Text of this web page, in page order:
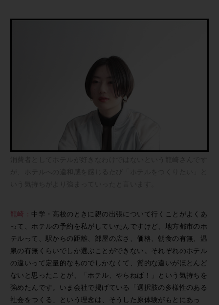
龍崎： 中学・高校のときに親の出張について行くことがよくあ
って、ホテルの予約を私がしていたんですけど、地方都市のホ
テルって、駅からの距離、部屋の広さ、価格、朝食の有無、温
泉の有無くらいでしか選ぶことができない。それぞれのホテル
の違いって定量的なものでしかなくて、質的な違いがほとんど
ないと思ったことが、「ホテル、やらねば！」という気持ちを
強めたんです。いま会社で掲げている「選択肢の多様性のある
社会をつくる」という理念は、そうした原体験がもとにあっ